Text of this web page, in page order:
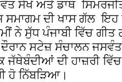
ਸੇਖੋ ਅਤੇ ਡਾਥ
ਸਮਾਗਮ ਦੀ ਖਾਸ ਗੱਲ
ਨੇ ਸੁੱਧ ਪੰਜਾਬੀ ਵਿੱਚ ਗੀਤ
ਸਟੇਜ਼ ਸੰਚਾਲਨ ਜਸਵੰਤ
ਜੱਥੇਬੰਦੀਆਂ ਦੀ ਹਾਜ਼ਰੀ
ਹੋ ਨਿੱਬੜਿਆ।